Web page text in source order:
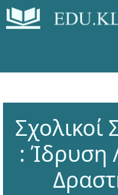
Σχολικοί
: Ίδρυση